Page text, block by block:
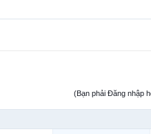
(Bạn phải Đăng nhập